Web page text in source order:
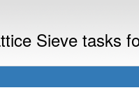
Sieve tasks